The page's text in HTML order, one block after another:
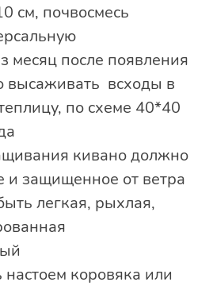
см, почвосмесь
месяц после появления
высаживать всходы в
по схеме 40*40
кивано должно
и защищенное от ветра
легкая, рыхлая,
коровяка или